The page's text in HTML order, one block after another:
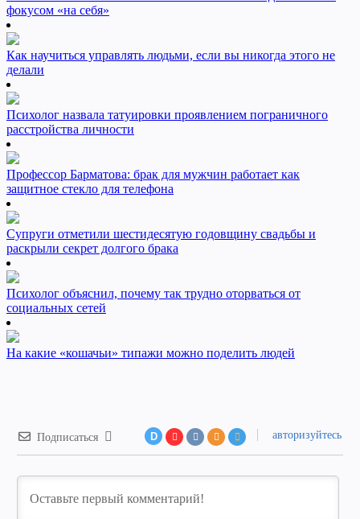
фокусом «на себя»
Как научиться управлять людьми, если вы никогда этого не
делали
Психолог назвала татуировки проявлением пограничного
расстройства личности
Профессор Барматова: брак для мужчин работает как
защитное стекло для телефона
Супруги отметили шестидесятую годовщину свадьбы и
раскрыли секрет долгого брака
Психолог объяснил, почему так трудно оторваться от
социальных сетей
На какие «кошачьи» типажи можно поделить людей
Подписаться D авторизуйтесь